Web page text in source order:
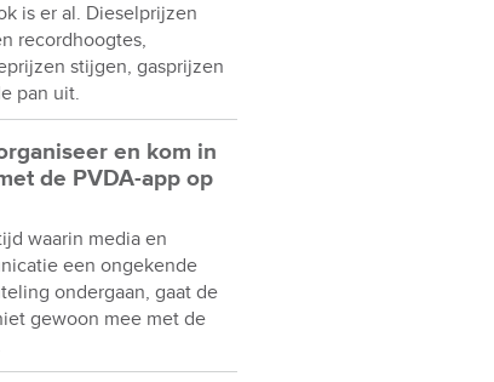
is er al. Dieselprijzen
recordhoogtes,
stijgen, gasprijzen
pan uit.
en kom in
de PVDA-app op
waarin media en
een ongekende
ondergaan, gaat de
gewoon mee met de